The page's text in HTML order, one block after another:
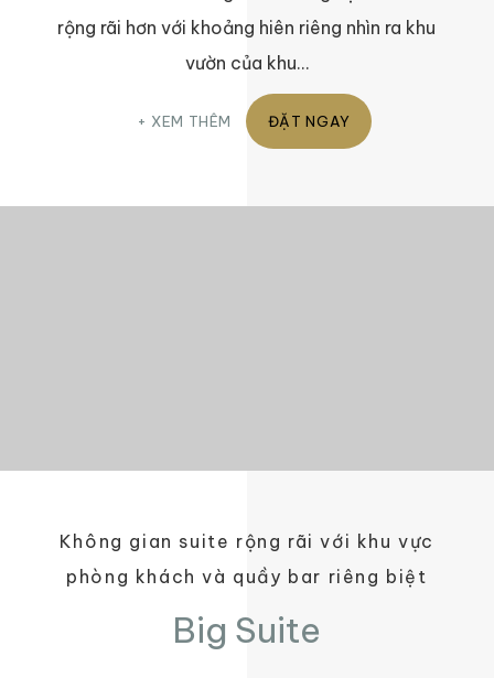
rộng rãi hơn với khoảng hiên riêng nhìn ra khu
vườn của khu…
XEM THÊM ĐẶT NGAY
Không gian suite rộng rãi với khu vực
phòng khách và quầy bar riêng biệt
Big Suite